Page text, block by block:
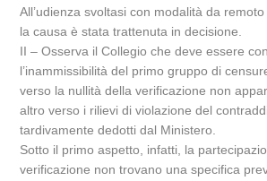
All’udienza svoltasi con modalità da
la causa è stata trattenuta in decisione.
II – Osserva il Collegio che deve essere
l’inammissibilità del primo gruppo di
verso la nullità della verificazione non
altro verso i rilievi di violazione del
tardivamente dedotti dal Ministero.
Sotto il primo aspetto, infatti, la
verificazione non trovano una specifica